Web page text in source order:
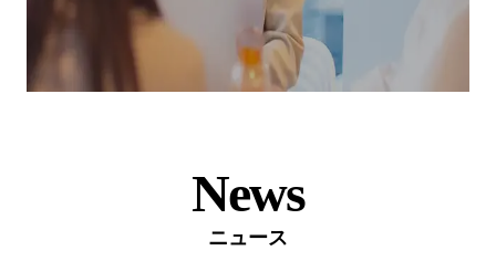
ニュース
News